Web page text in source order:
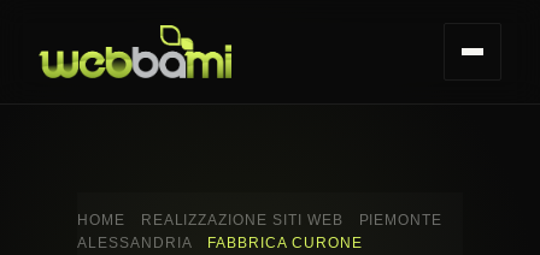
HOME REALIZZAZIONE SITI WEB
PIEMONTE
ALESSANDRIA
FABBRICA CURONE